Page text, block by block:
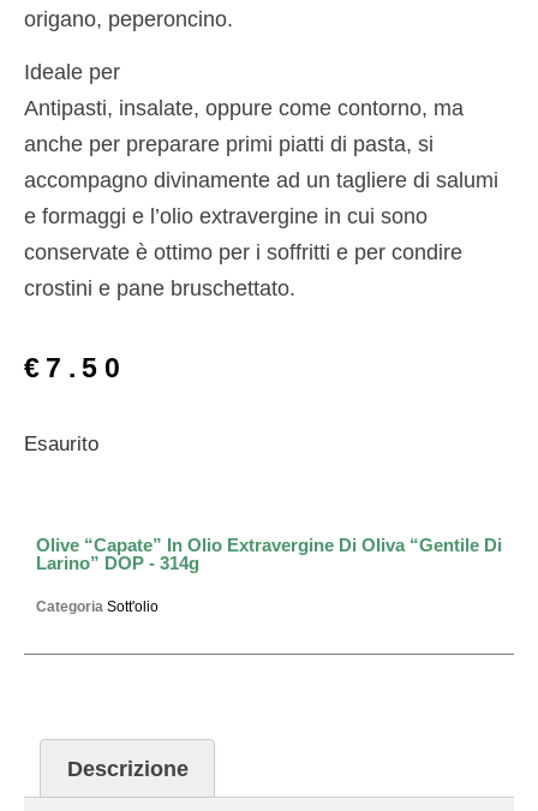
origano, peperoncino.
Ideale per
Antipasti, insalate, oppure come contorno, ma
anche per preparare primi piatti di pasta, si
accompagno divinamente ad un tagliere di salumi
e formaggi e l’olio extravergine in cui sono
conservate è ottimo per i soffritti e per condire
crostini e pane bruschettato.
€ 7.50
Esaurito
Olive “Capate” In Olio Extravergine Di Oliva “Gentile Di
Larino” DOP - 314g
Categoria Sott'olio
Descrizione